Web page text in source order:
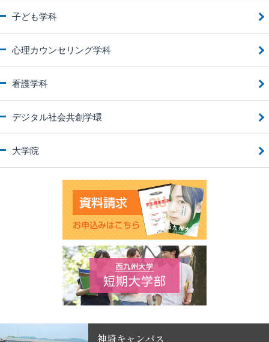
子ども学科
心理カウンセリング学科
看護学科
デジタル社会共創学環
大学院
神埼キャンパス